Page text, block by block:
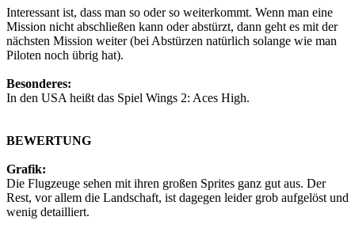
Interessant ist, dass man so oder so weiterkommt. Wenn man eine
Mission nicht abschließen kann oder abstürzt, dann geht es mit der
nächsten Mission weiter (bei Abstürzen natürlich solange wie man
Piloten noch übrig hat).
Besonderes:
In den USA heißt das Spiel Wings 2: Aces High.
BEWERTUNG
Grafik:
Die Flugzeuge sehen mit ihren großen Sprites ganz gut aus. Der
Rest, vor allem die Landschaft, ist dagegen leider grob aufgelöst und
wenig detailliert.